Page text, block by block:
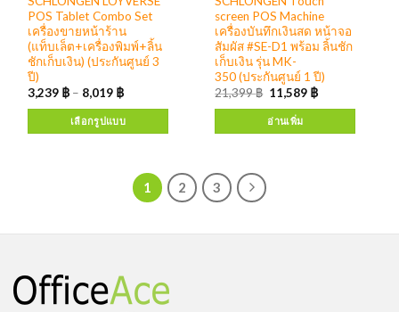
POS Tablet Combo Set
เครื่องขายหน้าร้าน
(แท็บเล็ต+เครื่องพิมพ์+ลิ้น
ชักเก็บเงิน) (ประกันศูนย์ 3
ปี)
3,239 ฿ – 8,019 ฿
เลือกรูปแบบ
screen POS Machine
เครื่องบันทึกเงินสด หน้าจอ
สัมผัส #SE-D1 พร้อม ลิ้นชัก
เก็บเงิน รุ่น MK-
350 (ประกันศูนย์ 1 ปี)
21,399฿ 11,589 ฿
อ่านเพิ่ม
1 2 3